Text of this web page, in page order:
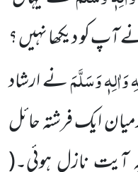
کو دیکھا نہیں ؟
وَاٰلِہٖ وَسَلَّمَنے ارشاد
ایک فرشتہ حائل
آیت نازل ہوئی۔(